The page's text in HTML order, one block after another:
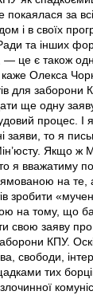
за всі
і в своїх
та інших
— це є також
каже Олекса
для заборони
ще одну
процес. І
заяви, то я
Якщо ж
я вважатиму
на те,
зробити
на тому, що
свою заяву
КПУ.
свободи,
тих